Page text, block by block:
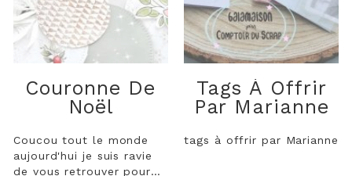
Couronne De
Noël
Coucou tout le monde
aujourd'hui je suis ravie
de vous retrouver pour
Tags À Offrir
Par Marianne
tags à offrir par Marianne